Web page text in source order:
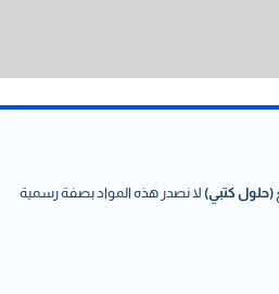
(حلول كتبي) لا نصدر هذه المواد بصفة رسمية